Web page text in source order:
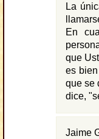
La
En
que
es
que se
dice,
Jaime